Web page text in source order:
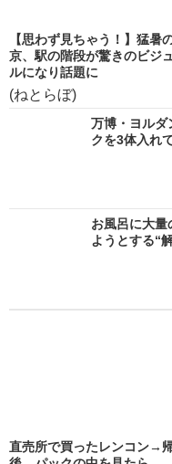
【思わず見ちゃう！】猛暑
京、駅の階段が驚きのビジ
ルになり話題に
(ねとらぼ)
万博・ヨルダ
クを3体入れ
お風呂に大
ようとする“
直売所で買ったレンコン→